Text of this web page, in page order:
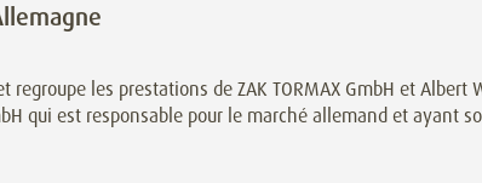
les prestations de ZAK TORMAX GmbH et Albert
qui est responsable pour le marché allemand et ayant